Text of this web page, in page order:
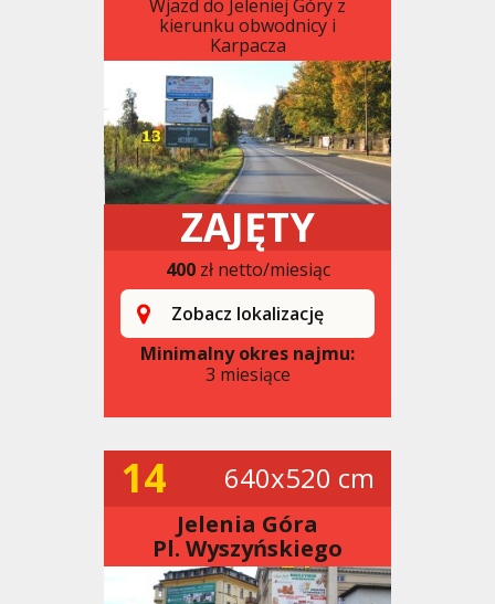
Wjazd do Jeleniej Góry z
kierunku obwodnicy i
Karpacza
ZAJĘTY
400zł netto/miesiąc
Zobacz lokalizację
Minimalny okres najmu:
3 miesiące
14 640x520 cm
Jelenia Góra
Pl. Wyszyńskiego